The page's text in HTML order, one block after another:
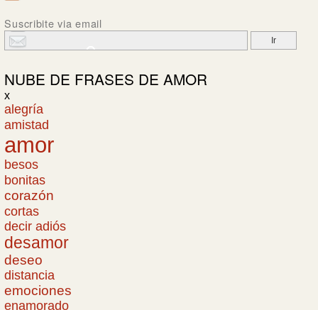
Suscribite via email
NUBE DE FRASES DE AMOR
x
alegría
amistad
amor
besos
bonitas
corazón
cortas
decir adiós
desamor
deseo
distancia
emociones
enamorado